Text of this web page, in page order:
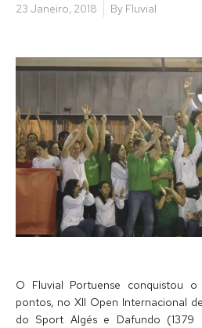
23 Janeiro, 2018 By Fluvial
O Fluvial Portuense conquistou o
pontos, no XII Open Internacional
do Sport Algés e Dafundo (1379